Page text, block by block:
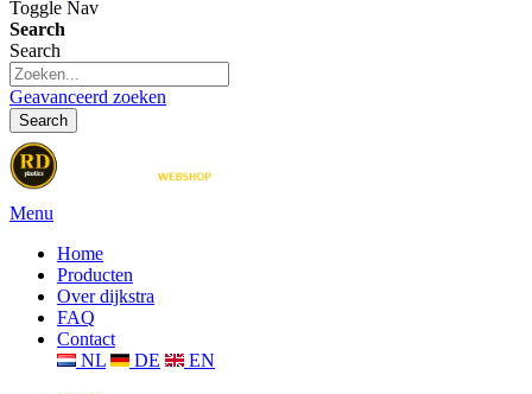
Toggle Nav
Search
Search
Geavanceerd zoeken
Search
Menu
Home
Producten
Over dijkstra
FAQ
Contact
NL
DE
EN